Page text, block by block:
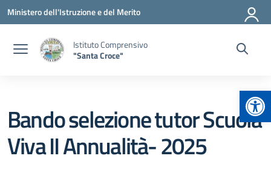
Vai ai contenuti
Vai al menu di navigazione
Vai al footer
Ministero dell'Istruzione e del Merito
Istituto Comprensivo
"Santa Croce"
Bando selezione tutor Scuola
Viva II Annualità- 2025